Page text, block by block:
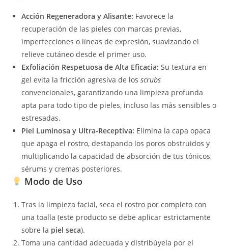
Acción Regeneradora y Alisante: Favorece la
recuperación de las pieles con marcas previas,
imperfecciones o líneas de expresión, suavizando el
relieve cutáneo desde el primer uso.
Exfoliación Respetuosa de Alta Eficacia: Su textura en
gel evita la fricción agresiva de losscrubs
convencionales, garantizando una limpieza profunda
apta para todo tipo de pieles, incluso las más sensibles o
estresadas.
Piel Luminosa y Ultra-Receptiva: Elimina la capa opaca
que apaga el rostro, destapando los poros obstruidos y
multiplicando la capacidad de absorción de tus tónicos,
sérums y cremas posteriores.
Modo de Uso
Tras la limpieza facial, seca el rostro por completo con
una toalla (este producto se debe aplicar estrictamente
sobre la piel seca).
Toma una cantidad adecuada y distribúyela por el